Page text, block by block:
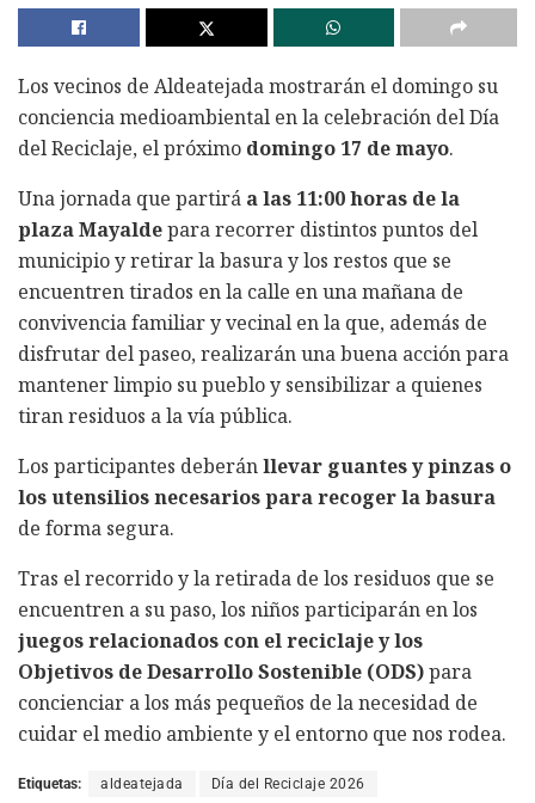
Los vecinos de Aldeatejada mostrarán el domingo su
conciencia medioambiental en la celebración del Día
del Reciclaje, el próximo domingo 17 de mayo.
Una jornada que partirá a las 11:00 horas de la
plaza Mayaldepara recorrer distintos puntos del
municipio y retirar la basura y los restos que se
encuentren tirados en la calle en una mañana de
convivencia familiar y vecinal en la que, además de
disfrutar del paseo, realizarán una buena acción para
mantener limpio su pueblo y sensibilizar a quienes
tiran residuos a la vía pública.
Los participantes deberánllevar guantes y pinzas o
los utensilios necesarios para recoger la basura
de forma segura.
Tras el recorrido y la retirada de los residuos que se
encuentren a su paso, los niños participarán en los
juegos relacionados con el reciclaje y los
Objetivos de Desarrollo Sostenible (ODS)para
concienciar a los más pequeños de la necesidad de
cuidar el medio ambiente y el entorno que nos rodea.
Etiquetas: aldeatejada Día del Reciclaje 2026